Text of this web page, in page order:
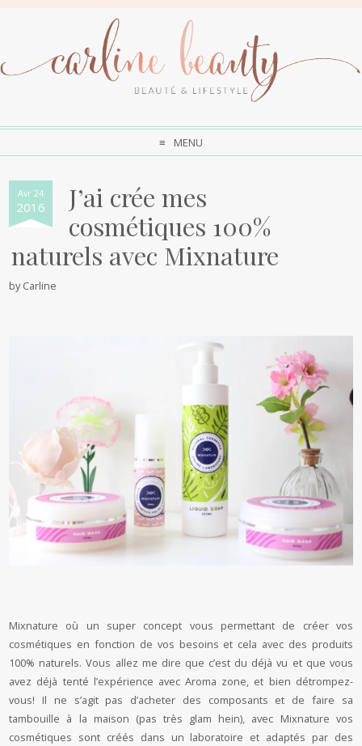
MENU
Avr 24
2016
J’ai crée mes
cosmétiques 100%
naturels avec Mixnature
byCarline
Mixnature où un super concept vous permettant de créer vos
cosmétiques en fonction de vos besoins et cela avec des produits
100% naturels. Vous allez me dire que c’est du déjà vu et que vous
avez déjà tenté l’expérience avec Aroma zone, et bien détrompez-
vous! Il ne s’agit pas d’acheter des composants et de faire sa
tambouille à la maison (pas très glam hein), avec Mixnature vos
cosmétiques sont créés dans un laboratoire et adaptés par des